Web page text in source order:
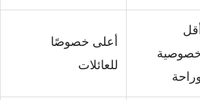
أقل
أعلى خصوصًا
للعائلات